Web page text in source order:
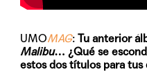
UMOMAG:Tu anterior
Malibu… ¿Qué se
estos dos títulos para tus